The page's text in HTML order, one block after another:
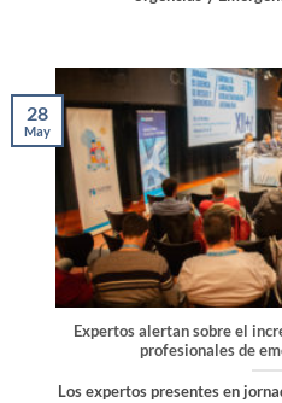
Expertos alertan sobre el
profesionales de
Los expertos presentes en
28
May